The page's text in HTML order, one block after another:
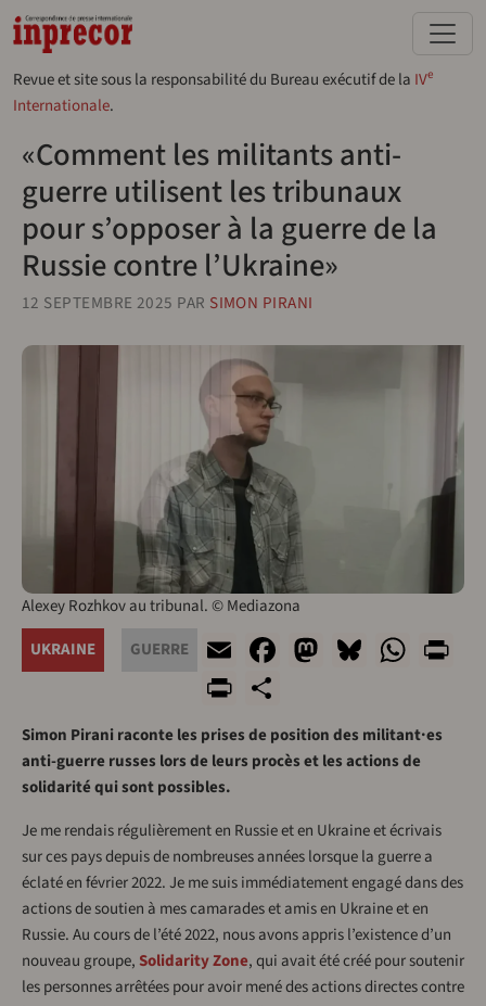
Aller au contenu principal
Revue et site sous la responsabilité du Bureau exécutif de la IVe
Internationale.
«Comment les militants anti-
guerre utilisent les tribunaux
pour s’opposer à la guerre de la
Russie contre l’Ukraine»
12 SEPTEMBRE 2025 PAR SIMON PIRANI
Alexey Rozhkov au tribunal. © Mediazona
UKRAINE
GUERRE EmailFacebook
Mastodon
Bluesky
PrintFriendly
Simon Pirani raconte les prises de position des militant·es
anti-guerre russes lors de leurs procès et les actions de
solidarité qui sont possibles.
Je me rendais régulièrement en Russie et en Ukraine et écrivais
sur ces pays depuis de nombreuses années lorsque la guerre a
éclaté en février 2022. Je me suis immédiatement engagé dans des
actions de soutien à mes camarades et amis en Ukraine et en
Russie. Au cours de l’été 2022, nous avons appris l’existence d’un
nouveau groupe,Solidarity Zone, qui avait été créé pour soutenir
les personnes arrêtées pour avoir mené des actions directes contre